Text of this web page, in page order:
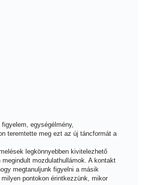
egységélmény,
teremtette meg ezt az új táncformát a
legkönnyebben kivitelezhető
mozdulathullámok. A kontakt
megtanuljunk figyelni a másik
pontokon érintkezzünk, mikor